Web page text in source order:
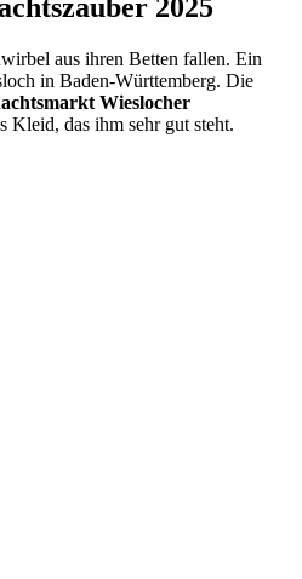
2025
aus ihren Betten fallen. Ein
in Baden-Württemberg. Die
Wieslocher
Kleid, das ihm sehr gut steht.